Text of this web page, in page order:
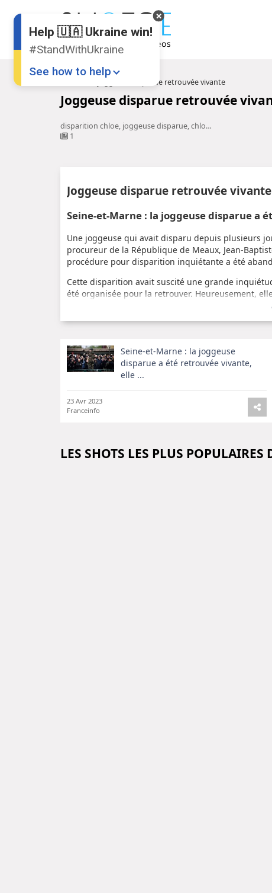
Joggeuse disparue retrouvée vivante
Joggeuse disparue retrouvée
disparition chloe, joggeuse disparue, chloé joggeuse disparue, chloe, chloe disparition, chloé disparition, joggeuse chloe disparue
1
Joggeuse disparue retrouvée vivante
Seine-et-Marne : la joggeuse disparue a
Une joggeuse qui avait disparu depuis plusieurs
procureur de la République de Meaux, Jean-
procédure pour disparition inquiétante a été
Cette disparition avait suscité une grande
été organisée pour la retrouver. Heureusement,
Une fin heureuse pour cette histoire
Cette histoire se termine bien pour cette joggeuse
espérons que cette mésaventure ne l'empêchera
Seine-et-Marne : la joggeuse
disparue a été retrouvée vivante,
elle ...
23 Avr 2023
Franceinfo
LES SHOTS LES PLUS POPULAIRES
Help 🇺🇦 Ukraine win!
#StandWithUkraine
See how to help